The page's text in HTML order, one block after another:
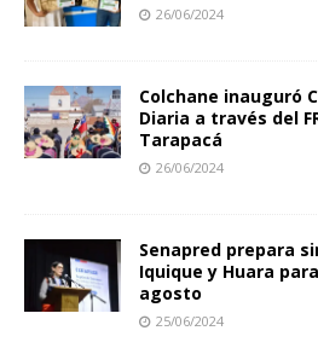
26/06/2024
Colchane inauguró
Diaria a través del
Tarapacá
26/06/2024
Senapred prepara
Iquique y Huara
agosto
25/06/2024